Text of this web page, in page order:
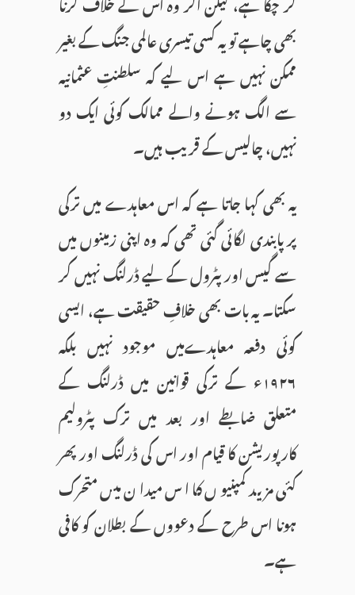
بھی چاہے تو یہ کسی تیسری عالمی جنگ کے بغیر
ممکن نہیں ہے اس لیے کہ سلطنتِ عثمانیہ
سے الگ ہونے والے ممالک کوئی ایک دو
نہیں، چالیس کے قریب ہیں۔
یہ بھی کہا جاتا ہے کہ اس معاہدے میں ترکی
پر پابندی لگائی گئی تھی کہ وہ اپنی زمینوں میں
سے گیس اور پٹرول کے لیے ڈرلنگ نہیں کر
سکتا۔ یہ بات بھی خلافِ حقیقت ہے، ایسی
کوئی دفعہ معاہدےمیں موجود نہیں بلکہ
۱۹۲۶ء کے ترکی قوانین میں ڈرلنگ کے
متعلق ضابطے اور بعد میں ترک پٹرولیم
کارپوریشن کا قیام اور اس کی ڈرلنگ اور پھر
کئی مزید کمپنیوں کا اس میدان میں متحرک
ہونا اس طرح کے دعووں کے بطلان کو کافی
ہے۔